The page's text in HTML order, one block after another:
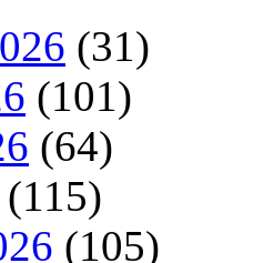
(31)
(101)
(64)
(115)
(105)